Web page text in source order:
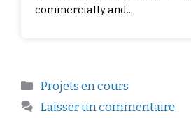
commercially and...
Projets en cours
Laisser un commentaire